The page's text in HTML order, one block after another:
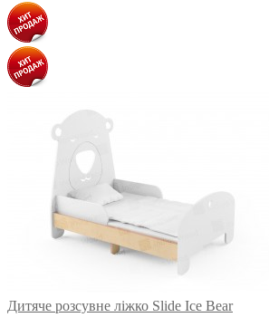
Дитяче розсувне ліжко Slide Ice Bear